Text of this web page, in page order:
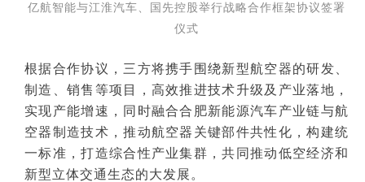
亿航智能与江淮汽车、国先控股举行战略合作框架协议签署
仪式
根据合作协议，三方将携手围绕新型航空器的研发、
制造、销售等项目，高效推进技术升级及产业落地，
实现产能增速，同时融合合肥新能源汽车产业链与航
空器制造技术，推动航空器关键部件共性化，构建统
一标准，打造综合性产业集群，共同推动低空经济和
新型立体交通生态的大发展。